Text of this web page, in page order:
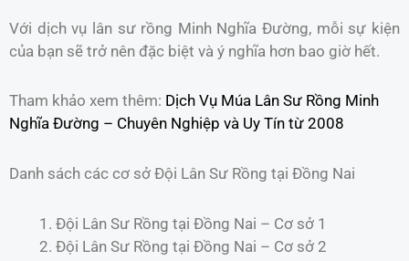
Với dịch vụ lân sư rồng Minh Nghĩa Đường, mỗi sự kiện
của bạn sẽ trở nên đặc biệt và ý nghĩa hơn bao giờ hết.
Tham khảo xem thêm: Dịch Vụ Múa Lân Sư Rồng Minh
Nghĩa Đường – Chuyên Nghiệp và Uy Tín từ 2008
Danh sách các cơ sở Đội Lân Sư Rồng tại Đồng Nai
Đội Lân Sư Rồng tại Đồng Nai – Cơ sở 1
Đội Lân Sư Rồng tại Đồng Nai – Cơ sở 2